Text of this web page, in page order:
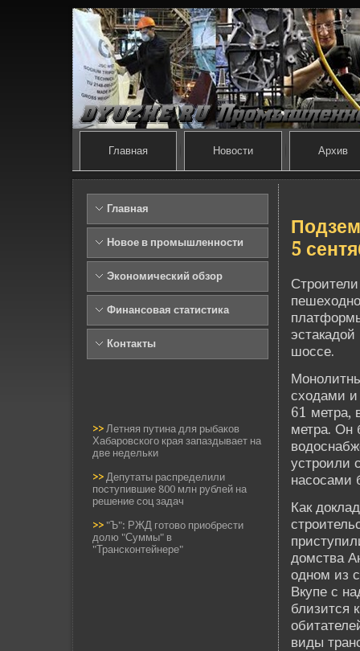
Главная Новости Архив
Главная
Новое в промышленности
Экономический обзор
Финансовая статистика
Контакты
>> Летняя путина для рыбаков
Хабаровского края запаздывает на
две недельки
>> Депутаты распределили
поступившие 800 млн рублей на
решение соц задач
>> "Ъ": РЖД готово приобрести
долю "Суммы" в
"Трансконтейнере"
5
шоссе.
сходами и
61 метра,
метра. Он
устроили
насосами
Как
домства
одном из
Вкупе с
близится
виды